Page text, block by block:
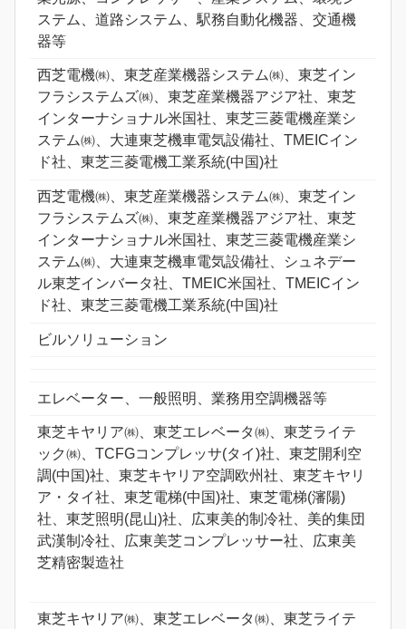
ステム、道路システム、駅務自動化機器、交通機
器等
西芝電機㈱、東芝産業機器システム㈱、東芝イン
フラシステムズ㈱、東芝産業機器アジア社、東芝
インターナショナル米国社、東芝三菱電機産業シ
ステム㈱、大連東芝機車電気設備社、TMEICイン
ド社、東芝三菱電機工業系統(中国)社
西芝電機㈱、東芝産業機器システム㈱、東芝イン
フラシステムズ㈱、東芝産業機器アジア社、東芝
インターナショナル米国社、東芝三菱電機産業シ
ステム㈱、大連東芝機車電気設備社、シュネデー
ル東芝インバータ社、TMEIC米国社、TMEICイン
ド社、東芝三菱電機工業系統(中国)社
ビルソリューション
エレベーター、一般照明、業務用空調機器等
東芝キヤリア㈱、東芝エレベータ㈱、東芝ライテ
ック㈱、TCFGコンプレッサ(タイ)社、東芝開利空
調(中国)社、東芝キヤリア空調欧州社、東芝キヤリ
ア・タイ社、東芝電梯(中国)社、東芝電梯(瀋陽)
社、東芝照明(昆山)社、広東美的制冷社、美的集団
武漢制冷社、広東美芝コンプレッサー社、広東美
芝精密製造社
東芝キヤリア㈱、東芝エレベータ㈱、東芝ライテ